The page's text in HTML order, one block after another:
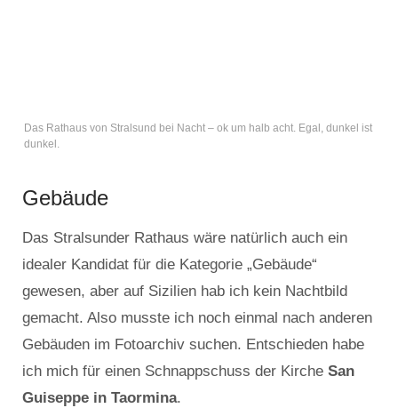
Das Rathaus von Stralsund bei Nacht – ok um halb acht. Egal, dunkel ist
dunkel.
Gebäude
Das Stralsunder Rathaus wäre natürlich auch ein
idealer Kandidat für die Kategorie „Gebäude“
gewesen, aber auf Sizilien hab ich kein Nachtbild
gemacht. Also musste ich noch einmal nach anderen
Gebäuden im Fotoarchiv suchen. Entschieden habe
ich mich für einen Schnappschuss der Kirche San
Guiseppe in Taormina.